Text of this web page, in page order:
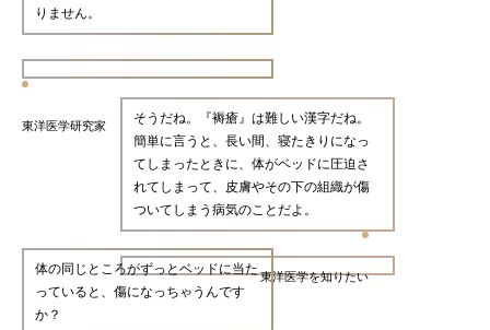
りません。
東洋医学研究家
そうだね。『褥瘡』は難しい漢字だね。
簡単に言うと、長い間、寝たきりになっ
てしまったときに、体がベッドに圧迫さ
れてしまって、皮膚やその下の組織が傷
ついてしまう病気のことだよ。
東洋医学を知りたい
体の同じところがずっとベッドに当た
っていると、傷になっちゃうんです
か？